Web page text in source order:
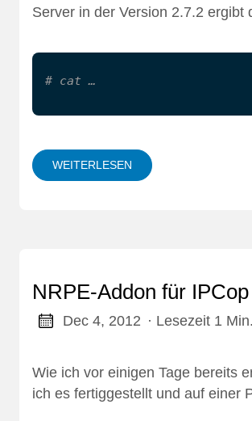
Server in der Version 2.7.2
# cat …
WEITERLESEN
NRPE-Addon für IPCop
Dec 4, 2012 · Lesezeit 1 Min.
Wie ich vor einigen Tage bereits
ich es fertiggestellt und auf einer